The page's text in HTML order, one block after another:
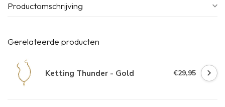
Productomschrijving
Gerelateerde producten
Ketting Thunder - Gold €29,95